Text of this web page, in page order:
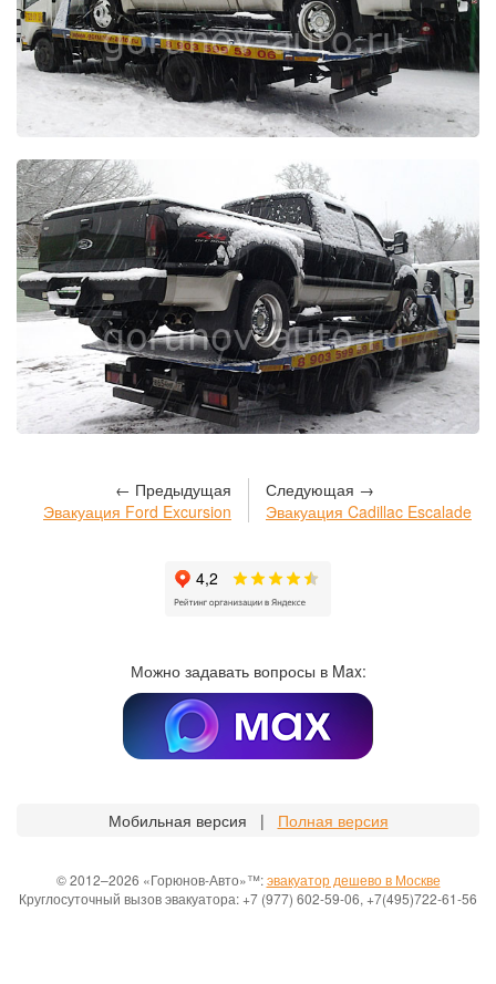
← Предыдущая
Эвакуация Ford Excursion
Следующая →
Эвакуация Cadillac Escalade
Можно задавать вопросы в Max:
Мобильная версия | Полная версия
© 2012–2026 «Горюнов-Авто»™:эвакуатор дешево в Москве
Круглосуточный вызов эвакуатора: +7 (977) 602-59-06, +7(495)722-61-56